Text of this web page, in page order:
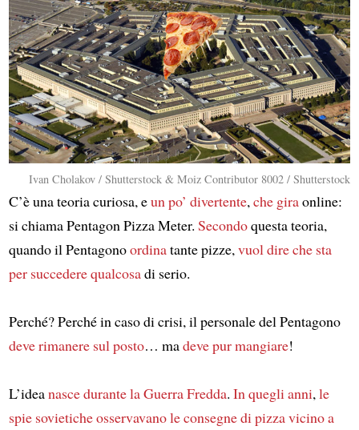
Ivan Cholakov / Shutterstock & Moiz Contributor 8002 / Shutterstock
C’è una teoria curiosa, eun po’ divertente,che giraonline:
si chiama Pentagon Pizza Meter. Secondoquesta teoria,
quando il Pentagonoordinatante pizze,vuol dire che sta
per succederequalcosadi serio.
Perché? Perché in caso di crisi, il personale del Pentagono
deve rimanere sul posto… madeve pur mangiare!
L’ideanasce durantela Guerra Fredda. In quegli anni,le
spie sovieticheosservavanole consegne di pizzavicino a